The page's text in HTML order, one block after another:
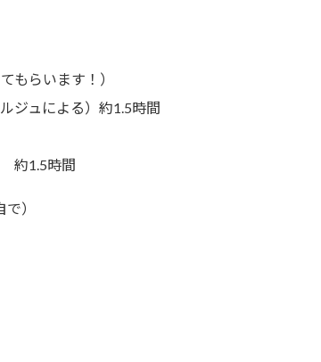
もらいます！）
ジュによる）約1.5時間
約1.5時間
）